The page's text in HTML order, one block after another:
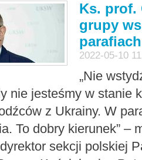
Ks. prof.
grupy
parafiach
2022-05-10
„Nie
nie jesteśmy w stanie
z Ukrainy. W
To dobry kierunek” –
sekcji polskiej